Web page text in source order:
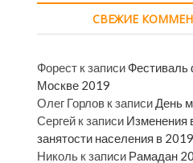
СВЕЖИЕ
Форест к записи Фестиваль
Москве 2019
Олег Горлов к записиДень
Сергей к записи Изменения
занятости населения в
Николь к записи Рамадан